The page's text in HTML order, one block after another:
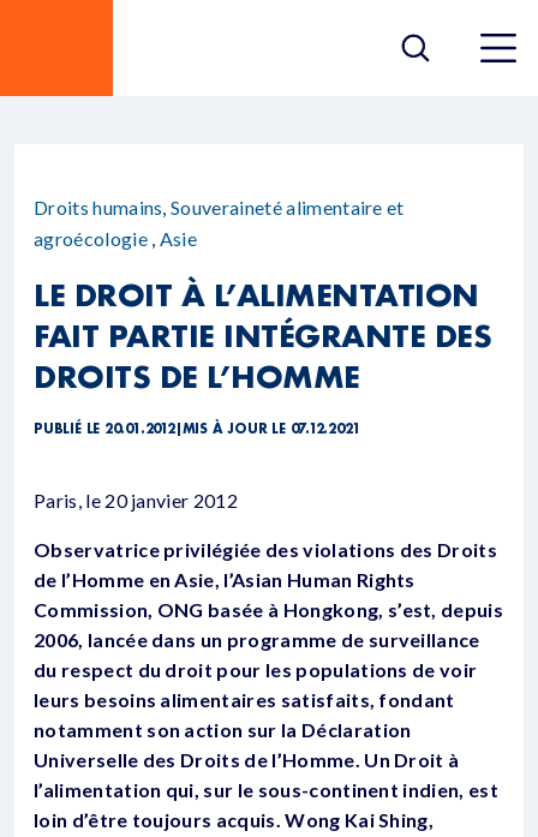
Droits humains,Souveraineté alimentaire et
agroécologie , Asie
LE DROIT À L’ALIMENTATION
FAIT PARTIE INTÉGRANTE DES
DROITS DE L’HOMME
PUBLIÉ LE 20.01.2012| MIS À JOUR LE 07.12.2021
Paris, le 20 janvier 2012
Observatrice privilégiée des violations des Droits
de l’Homme en Asie, l’Asian Human Rights
Commission, ONG basée à Hongkong, s’est, depuis
2006, lancée dans un programme de surveillance
du respect du droit pour les populations de voir
leurs besoins alimentaires satisfaits, fondant
notamment son action sur la Déclaration
Universelle des Droits de l’Homme. Un Droit à
l’alimentation qui, sur le sous-continent indien, est
loin d’être toujours acquis. Wong Kai Shing,